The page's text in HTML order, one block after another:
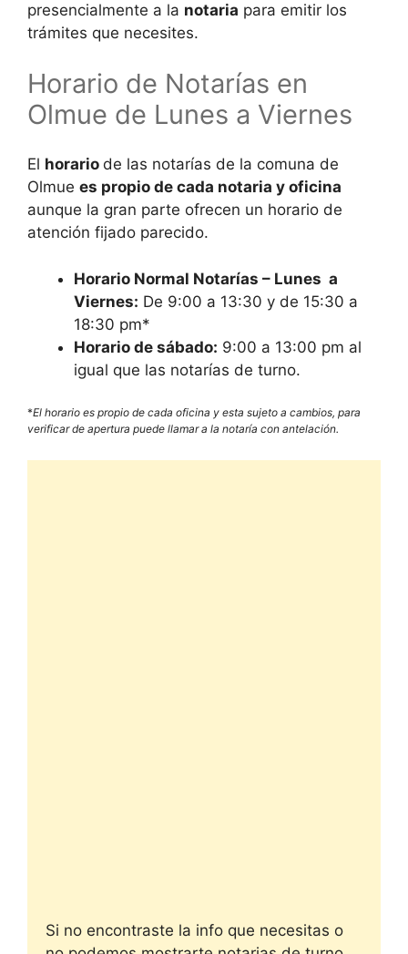
presencialmente a la notaria para emitir los
trámites que necesites.
Horario de Notarías en
Olmue de Lunes a Viernes
El horario de las notarías de la comuna de
Olmue es propio de cada notaria y oficina
aunque la gran parte ofrecen un horario de
atención fijado parecido.
Horario Normal Notarías – Lunes a
Viernes: De 9:00 a 13:30 y de 15:30 a
18:30 pm*
Horario de sábado: 9:00 a 13:00 pm al
igual que las notarías de turno.
*El horario es propio de cada oficina y esta sujeto a cambios, para
verificar de apertura puede llamar a la notaría con antelación.
Si no encontraste la info que necesitas o